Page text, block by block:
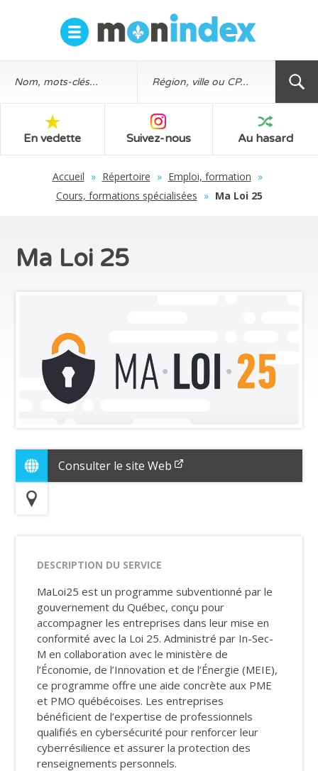
En vedette Suivez-nous Au hasard
Accueil » Répertoire » Emploi, formation »
Cours, formations spécialisées » Ma Loi 25
Ma Loi 25
Consulter le site Web
DESCRIPTION DU SERVICE
MaLoi25 est un programme subventionné par le
gouvernement du Québec, conçu pour
accompagner les entreprises dans leur mise en
conformité avec la Loi 25. Administré par In-Sec-
M en collaboration avec le ministère de
l’Économie, de l’Innovation et de l’Énergie (MEIE),
ce programme offre une aide concrète aux PME
et PMO québécoises. Les entreprises
bénéficient de l’expertise de professionnels
qualifiés en cybersécurité pour renforcer leur
cyberrésilience et assurer la protection des
renseignements personnels.